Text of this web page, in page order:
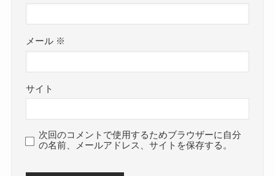
メール ※
サイト
次回のコメントで使用するためブラウザーに自分
の名前、メールアドレス、サイトを保存する。